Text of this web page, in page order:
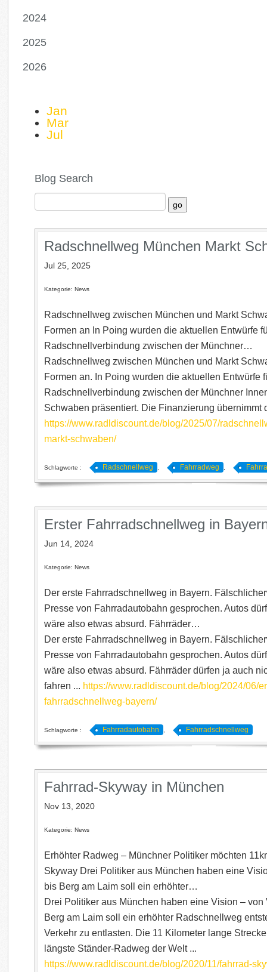
2024
2025
2026
Jan
Mar
Jul
Blog Search
Radschnellweg München Markt
Jul 25, 2025
Kategorie: News
Radschnellweg zwischen München und Markt
Formen an In Poing wurden die aktuellen Entwürfe
Radschnellverbindung zwischen der Münchner…
Radschnellweg zwischen München und Markt
Formen an. In Poing wurden die aktuellen Entwürfe
Radschnellverbindung zwischen der Münchner
Schwaben präsentiert. Die Finanzierung
https://www.radldiscount.de/blog/2025/07/
markt-schwaben/
Schlagworte : Radschnellweg , Fahrradweg ,
Erster Fahrradschnellweg in
Jun 14, 2024
Kategorie: News
Der erste Fahrradschnellweg in Bayern.
Presse von Fahrradautobahn gesprochen. Autos
wäre also etwas absurd. Fährräder…
Der erste Fahrradschnellweg in Bayern.
Presse von Fahrradautobahn gesprochen. Autos
wäre also etwas absurd. Fährräder dürfen ja auch
fahren ... https://www.radldiscount.de/blog/2024/06/
fahrradschnellweg-bayern/
Schlagworte : Fahrradautobahn Fahrradschnellweg
Fahrrad-Skyway in München
Nov 13, 2020
Kategorie: News
Erhöhter Radweg – Münchner Politiker möchten
Skyway Drei Politiker aus München haben eine
bis Berg am Laim soll ein erhöhter…
Drei Politiker aus München haben eine Vision – von
Berg am Laim soll ein erhöhter Radschnellweg
Verkehr zu entlasten. Die 11 Kilometer lange
längste Ständer-Radweg der Welt ...
https://www.radldiscount.de/blog/2020/11/fahrrad-